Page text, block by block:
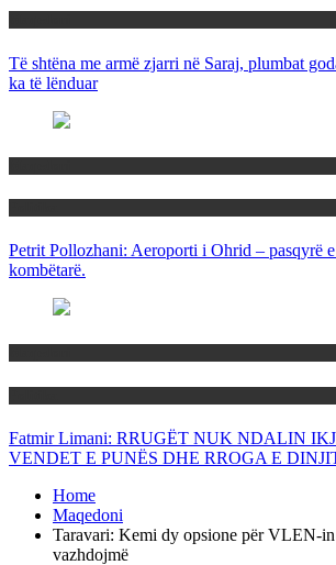
Të shtëna me armë zjarri në Saraj, plumbat
ka të lënduar
Petrit Pollozhani: Aeroporti i Ohrid – pasqyrë
kombëtarë.
Fatmir Limani: RRUGËT NUK NDALIN
VENDET E PUNËS DHE RROGA E
Home
Maqedoni
Taravari: Kemi dy opsione për VLEN-in
vazhdojmë